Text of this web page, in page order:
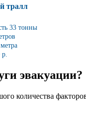
тралл
33 тонны
эвакуации?
количества